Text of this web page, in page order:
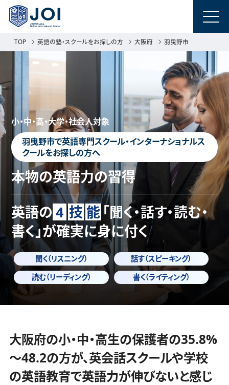
TOP 英語の塾・スクールをお探しの方 大阪府 羽曳野市
小・中・高・大学・社会人対象
羽曳野市で英語専門スクール・インターナショナルス
クールをお探しの方へ
本物の英語力の習得
英語の 4 技能 「聞く・話す・読む・
書く」が確実に身に付く
聞く（リスニング）
話す（スピーキング）
読む（リーディング）
書く（ライティング）
大阪府の小・中・高生の保護者の35.8%
～48.2の方が、英会話スクールや学校
の英語教育で英語力が伸びないと感じ